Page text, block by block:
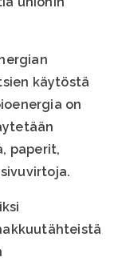
käytöstä
on
paperit,